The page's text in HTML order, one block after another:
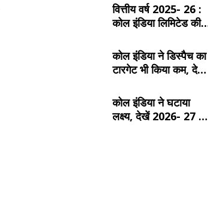
वित्तीय वर्ष 2025- 26 :
कोल इंडिया लिमिटेड की
कोल इंडिया ने डिस्पैच का
टारगेट भी किया कम, देखें
नया लक्ष्य
कोल इंडिया ने घटाया
लक्ष्य, देखें 2026- 27 का